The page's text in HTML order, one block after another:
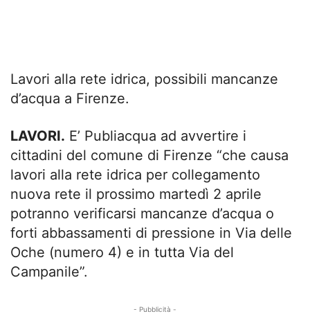
Lavori alla rete idrica, possibili mancanze
d’acqua a Firenze.
LAVORI. E’ Publiacqua ad avvertire i
cittadini del comune di Firenze “che causa
lavori alla rete idrica per collegamento
nuova rete il prossimo martedì 2 aprile
potranno verificarsi mancanze d’acqua o
forti abbassamenti di pressione in Via delle
Oche (numero 4) e in tutta Via del
Campanile”.
- Pubblicità -